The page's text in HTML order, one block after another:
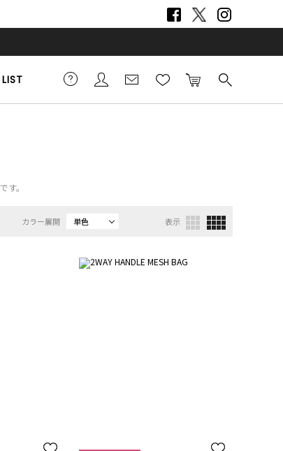
す。
カラー展開 単色 表示